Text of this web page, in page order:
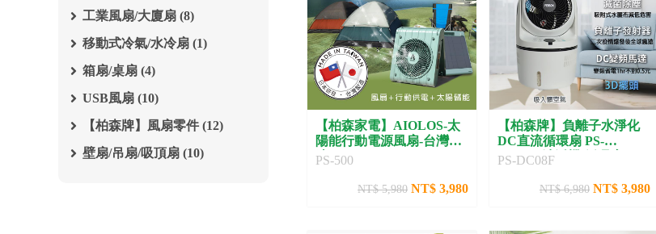
工業風扇/大廈扇 (8)
移動式冷氣/水冷扇 (1)
箱扇/桌扇 (4)
USB風扇 (10)
【柏森牌】風扇零件 (12)
壁扇/吊扇/吸頂扇 (10)
【柏森家電】AIOLOS-太
陽能行動電源風扇-台灣製
造 PS-500
PS-500
NT$ 5,980 NT$ 3,980
【柏森牌】負離子水淨化
DC直流循環扇 PS-
DC08F(清淨機 循環扇
PS-DC08F
NT$ 6,980 NT$ 3,980